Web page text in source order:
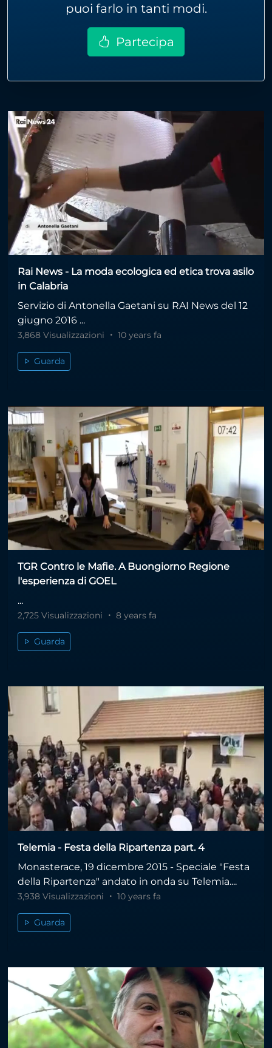
puoi farlo in tanti modi.
Partecipa
Rai News - La moda ecologica ed etica trova asilo
in Calabria
Servizio di Antonella Gaetani su RAI News del 12
giugno 2016 ...
3,868 Visualizzazioni 10 years fa
Guarda
TGR Contro le Mafie. A Buongiorno Regione
l'esperienza di GOEL
...
2,725 Visualizzazioni 8 years fa
Guarda
Telemia - Festa della Ripartenza part. 4
Monasterace, 19 dicembre 2015 - Speciale "Festa
della Ripartenza" andato in onda su Telemia....
3,938 Visualizzazioni 10 years fa
Guarda